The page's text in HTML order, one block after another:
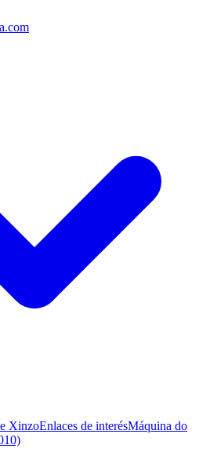
XinzoEnlaces de interésMáquina do